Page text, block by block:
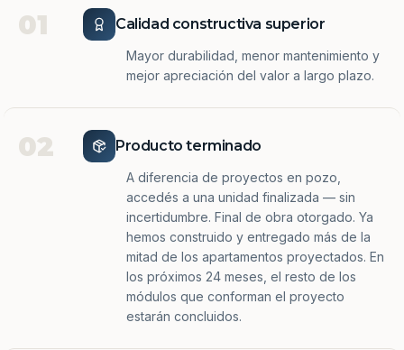
01 Calidad constructiva superior
Mayor durabilidad, menor mantenimiento y
mejor apreciación del valor a largo plazo.
02 Producto terminado
A diferencia de proyectos en pozo,
accedés a una unidad finalizada — sin
incertidumbre. Final de obra otorgado. Ya
hemos construido y entregado más de la
mitad de los apartamentos proyectados. En
los próximos 24 meses, el resto de los
módulos que conforman el proyecto
estarán concluidos.